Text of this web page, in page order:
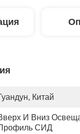
Китай
И Вниз
СИД